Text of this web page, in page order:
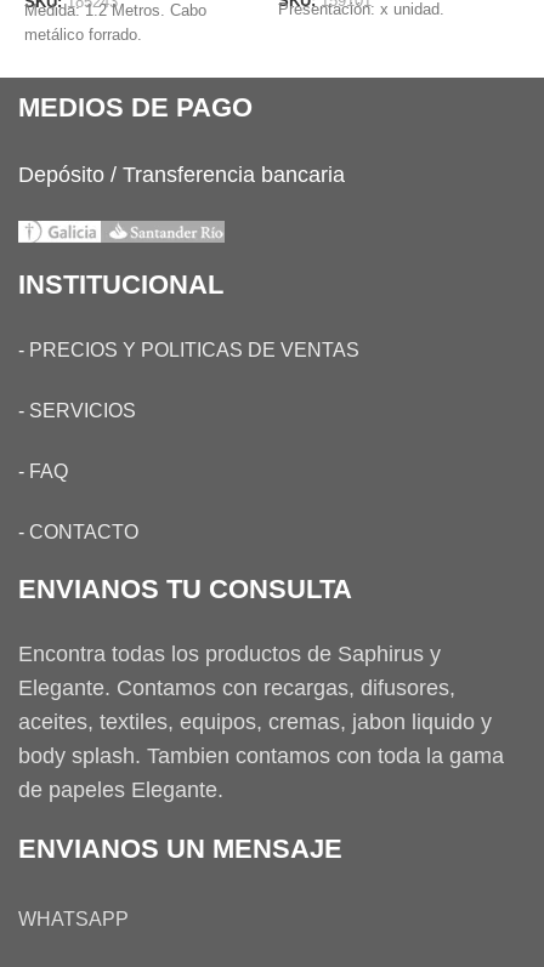
Medida: 1.2 Metros. Cabo
metálico forrado.
Presentación: x unidad.
MEDIOS DE PAGO
Depósito / Transferencia bancaria
INSTITUCIONAL
- PRECIOS Y POLITICAS DE VENTAS
- SERVICIOS
- FAQ
- CONTACTO
ENVIANOS TU CONSULTA
Encontra todas los productos de Saphirus y
Elegante. Contamos con recargas, difusores,
aceites, textiles, equipos, cremas, jabon liquido y
body splash. Tambien contamos con toda la gama
de papeles Elegante.
ENVIANOS UN MENSAJE
WHATSAPP